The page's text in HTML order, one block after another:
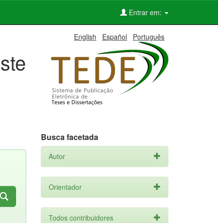
Entrar em:
English Español Português
Busca facetada
Autor
Orientador
Todos contribuidores